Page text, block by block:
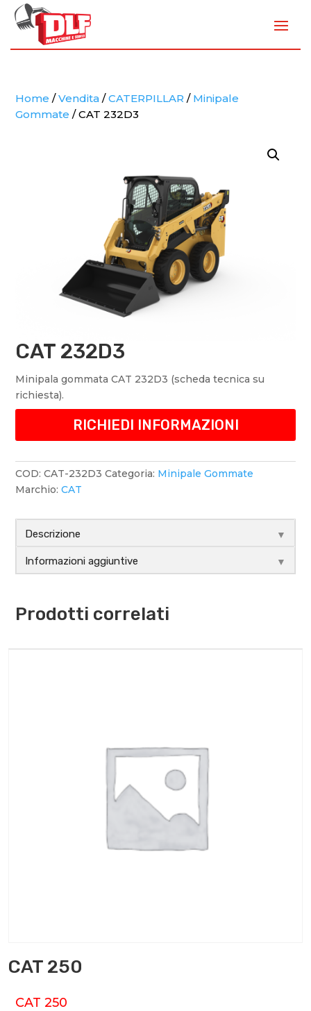
Home /Vendita /CATERPILLAR / Minipale
Gommate / CAT 232D3
CAT 232D3
Minipala gommata CAT 232D3 (scheda tecnica su
richiesta).
COD:CAT-232D3 Categoria: Minipale Gommate
Marchio:CAT
Descrizione ▼
Informazioni aggiuntive ▼
Prodotti correlati
CAT 250
CAT 250